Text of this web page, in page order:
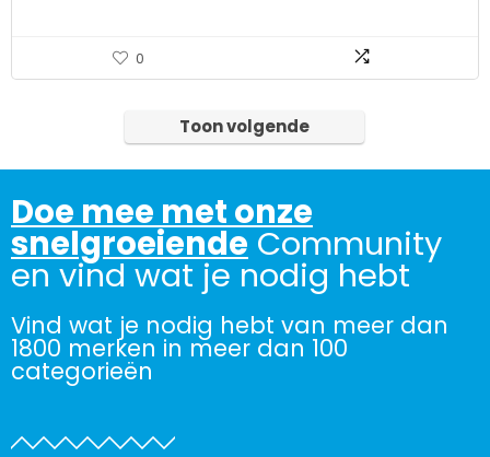
0
Toon volgende
Doe mee met onze
snelgroeiende Community
en vind wat je nodig hebt
Vind wat je nodig hebt van meer dan
1800 merken in meer dan 100
categorieën